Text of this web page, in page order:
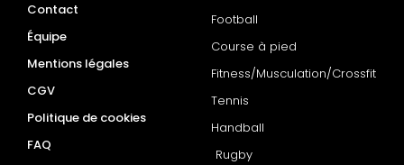
Contact
Équipe
Mentions légales
CGV
Politique de cookies
FAQ
Football
Course à pied
Fitness/Musculation/Crossfit
Tennis
Handball
Rugby